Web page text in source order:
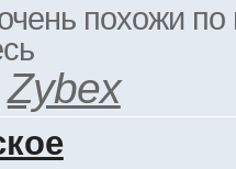
похожи по
Zybex